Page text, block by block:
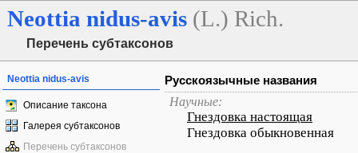
Neottia nidus-avis (L.) Rich.
Перечень субтаксонов
Neottia nidus-avis
Описание таксона
Галерея субтаксонов
Перечень субтаксонов
Русскоязычные названия
Научные:
Гнездовка настоящая
Гнездовка обыкновенная